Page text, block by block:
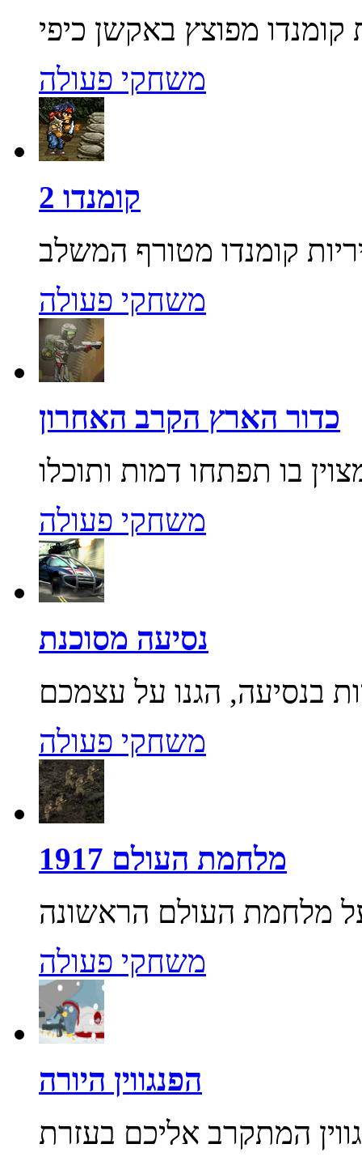
משחקי פעולה
קומנדו 2
משחקי פעולה
כדור הארץ הקרב האחרון
משחקי פעולה
נסיעה מסוכנת
משחקי פעולה
מלחמת העולם 1917
משחקי פעולה
הפנגווין היורה